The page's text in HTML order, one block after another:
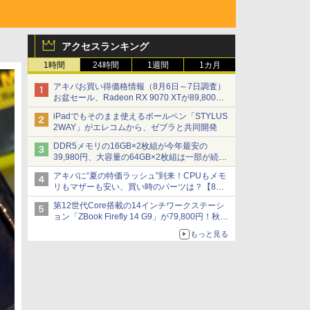
アクセスランキング
1時間 24時間 1週間 1カ月
アキバお買い得価格情報（8月6日～7日調査）
お盆セール、Radeon RX 9070 XTが89,800
円、水平周波数24.8kHz対応の17型モニターが
9,801円、暑さ指数連動セール ほか
iPadでもそのまま使えるボールペン「STYLUS
2WAY」がエレコムから、ゼブラと共同開発
DDR5メモリの16GB×2枚組が今年最安の
39,980円、大容量の64GB×2枚組は一部が続騰
[8月前半のメモリ価格]
アキバに“夏の特価ラッシュ”到来！CPUもメモ
リもマザーも安い、買い時のパーツは？【8月7
日(金)22時配信】
第12世代Core搭載の14インチワークステーシ
ョン「ZBook Firefly 14 G9」が79,800円！秋葉
もっと見る